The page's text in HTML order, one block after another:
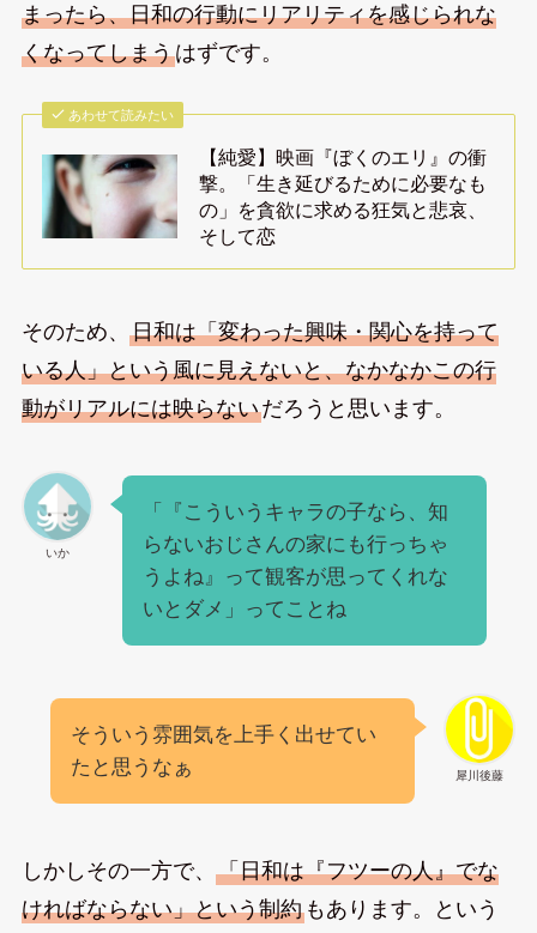
まったら、日和の行動にリアリティを感じられな
くなってしまうはずです。
あわせて読みたい
【純愛】映画『ぼくのエリ』の衝
撃。「生き延びるために必要なも
の」を貪欲に求める狂気と悲哀、
そして恋
そのため、 日和は「変わった興味・関心を持って
いる人」という風に見えないと、なかなかこの行
動がリアルには映らないだろうと思います。
いか
「『こういうキャラの子なら、知
らないおじさんの家にも行っちゃ
うよね』って観客が思ってくれな
いとダメ」ってことね
犀川後藤
そういう雰囲気を上手く出せてい
たと思うなぁ
しかしその一方で、 「日和は『フツーの人』でな
ければならない」という制約もあります。という